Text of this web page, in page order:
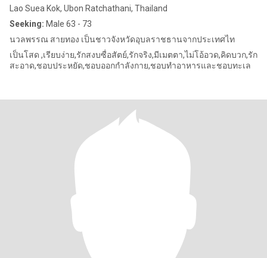
Lao Suea Kok, Ubon Ratchathani, Thailand
Seeking: Male 63 - 73
นวลพรรณ สายทอง เป็นชาวจังหวัดอุบลราชธานจากประเทศไท
เป็นโสด ,เรียบง่าย,รักสงบซื่อสัตย์,รักจริง,มีเมตตา,ไม่โอ้อวด,คิดบวก,รัก
สะอาด,ชอบประหยัด,ชอบออกกำลังกาย,ชอบทำอาหารและชอบทะเล